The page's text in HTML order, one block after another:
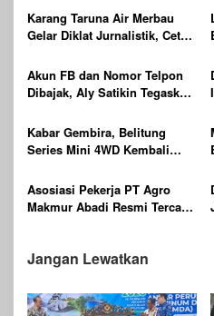
Karang Taruna Air Merbau
Gelar Diklat Jurnalistik, Cetak
Digital
Akun FB dan Nomor Telpon
Dibajak, Aly Satikin Tegaskan
Kabar Gembira, Belitung
Series Mini 4WD Kembali
Asosiasi Pekerja PT Agro
Makmur Abadi Resmi Tercatat
Jangan Lewatkan